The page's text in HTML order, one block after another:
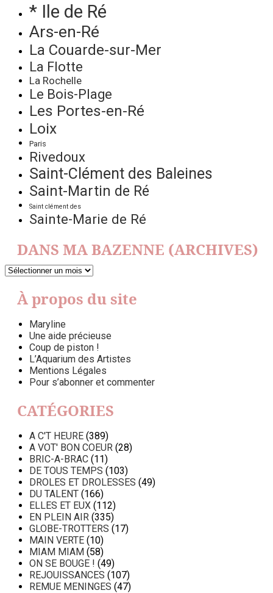
* Ile de Ré
Ars-en-Ré
La Couarde-sur-Mer
La Flotte
La Rochelle
Le Bois-Plage
Les Portes-en-Ré
Loix
Paris
Rivedoux
Saint-Clément des Baleines
Saint-Martin de Ré
Saint clément des
Sainte-Marie de Ré
DANS MA BAZENNE (ARCHIVES)
DANS
BAZENNE
(ARCHIVES)
À propos du site
Maryline
Une aide précieuse
Coup de piston !
L’Aquarium des Artistes
Mentions Légales
Pour s’abonner et commenter
CATÉGORIES
A C'T HEURE (389)
A VOT' BON COEUR (28)
BRIC-A-BRAC (11)
DE TOUS TEMPS (103)
DROLES ET DROLESSES (49)
DU TALENT (166)
ELLES ET EUX (112)
EN PLEIN AIR (335)
GLOBE-TROTTERS (17)
MAIN VERTE (10)
MIAM MIAM (58)
ON SE BOUGE ! (49)
REJOUISSANCES (107)
REMUE MENINGES (47)